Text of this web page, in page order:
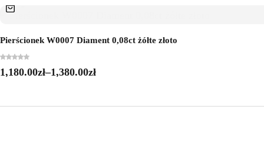
Pierścionek W0007 Diament 0,08ct żółte złoto
1,180.00zł–1,380.00zł